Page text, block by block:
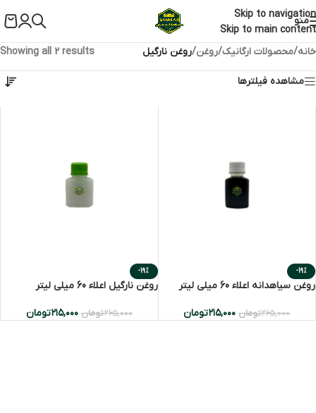
Skip to navigation
Skip to main content
منو
خانه/محصولات ارگانیک/روغن/روغن نارگیل Showing all 2 results
مشاهده فیلترها
-19%
روغن سیاهدانه اعلاء 60 میلی لیتر
۲۶۵,۰۰۰تومان ۲۱۵,۰۰۰تومان
-19%
روغن نارگیل اعلاء 60 میلی لیتر
۲۶۵,۰۰۰تومان ۲۱۵,۰۰۰تومان